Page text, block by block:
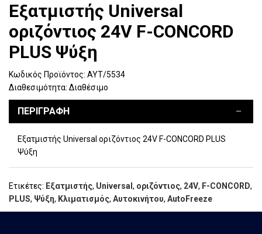
Εξατμιστής Universal
οριζόντιος 24V F-CONCORD
PLUS Ψύξη
Κωδικός Προϊόντος: ΑΥΤ/5534
Διαθεσιμότητα: Διαθέσιμο
ΠΕΡΙΓΡΑΦΉ
Εξατμιστής Universal οριζόντιος 24V F-CONCORD PLUS
Ψύξη
Ετικέτες: Εξατμιστής, Universal , οριζόντιος, 24V, F-CONCORD,
PLUS, Ψύξη, Κλιματισμός, Αυτοκινήτου, AutoFreeze